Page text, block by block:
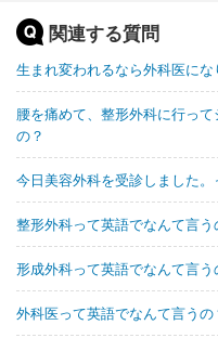
関連する質問
生まれ変われるなら外科医に
腰を痛めて、整形外科に行っ
の？
今日美容外科を受診しました
整形外科って英語でなんて言う
形成外科って英語でなんて言う
外科医って英語でなんて言うの